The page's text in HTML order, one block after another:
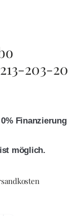
203-20
Finanzierung
möglich.